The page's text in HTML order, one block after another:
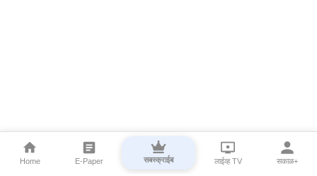
Home E-Paper सबस्क्राईब लाईव्ह TV सकाळ+